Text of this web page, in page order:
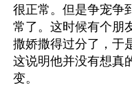
很正常。但是争宠争
常了。这时候有个朋
撒娇撒得过分了，于
这说明他并没有想真
变。